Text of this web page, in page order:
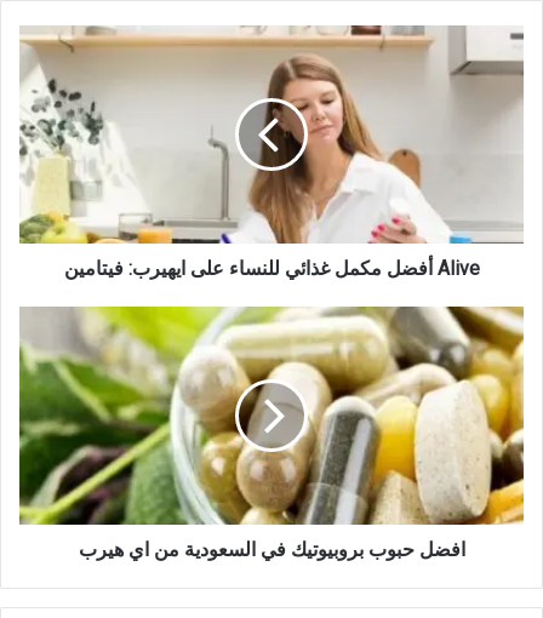
أفضل مكمل غذائي للنساء على ايهيرب: فيتامين Alive
افضل حبوب بروبيوتيك في السعودية من اي هيرب